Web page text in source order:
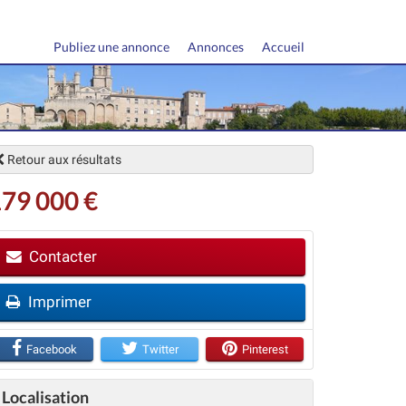
Accueil
Annonces
Publiez une annonce
Retour aux résultats
000 €
Contacter
Imprimer
Facebook Twitter Pinterest
Localisation